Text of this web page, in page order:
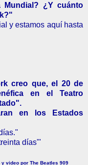
Mundial? ¿Y cuánto
y estamos aquí hasta
creo que, el 20 de
en el Teatro
en los Estados
días'"
video por The Beatles 909